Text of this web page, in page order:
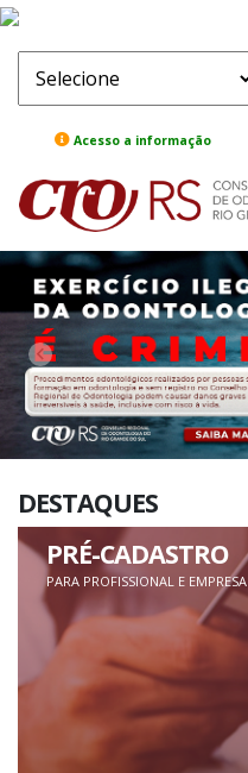
Acesso a informação
ComeBack
DESTAQUES
PRÉ-CADASTRO
PARA PROFISSIONAL E EMPRESA